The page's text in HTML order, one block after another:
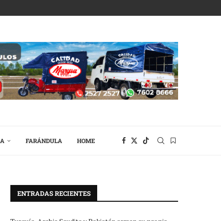
FARÁNDULA HOME
ENTRADAS RECIENTES